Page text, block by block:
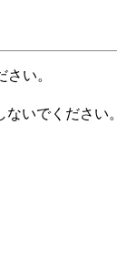
い。
いでください。